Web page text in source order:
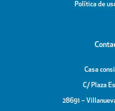
Política de
Casa
C/ Plaza
28691 –